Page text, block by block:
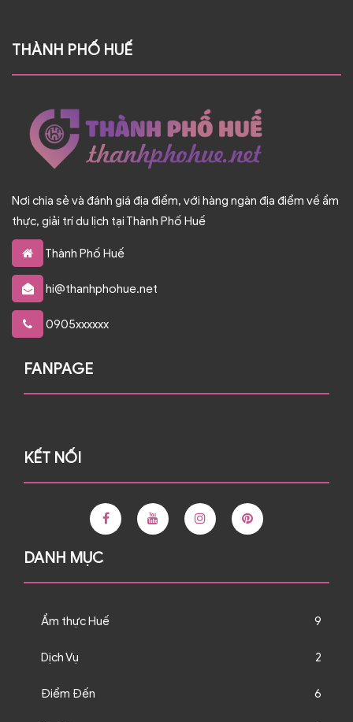
THÀNH PHỐ HUẾ
Nơi chia sẻ và đánh giá địa điểm, với hàng ngàn địa điểm về ẩm
thực, giải trí du lịch tại Thành Phố Huế
Thành Phố Huế
hi@thanhphohue.net
0905xxxxxx
FANPAGE
KẾT NỐI
DANH MỤC
Ẩm thực Huế 9
Dịch Vụ 2
Điểm Đến 6